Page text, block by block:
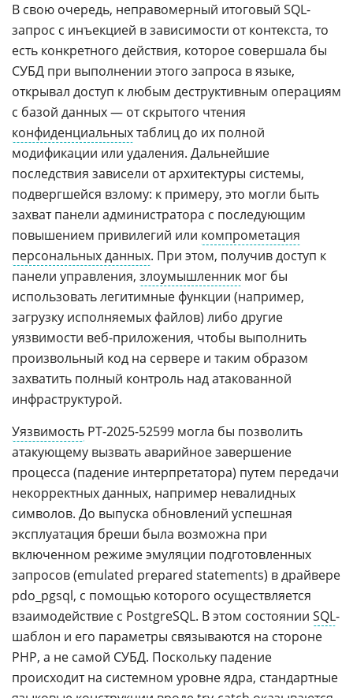
В свою очередь, неправомерный итоговый SQL-
запрос с инъекцией в зависимости от контекста, то
есть конкретного действия, которое совершала бы
СУБД при выполнении этого запроса в языке,
открывал доступ к любым деструктивным операциям
с базой данных — от скрытого чтения
конфиденциальныхтаблиц до их полной
модификации или удаления. Дальнейшие
последствия зависели от архитектуры системы,
подвергшейся взлому: к примеру, это могли быть
захват панели администратора с последующим
повышением привилегий или компрометация
персональных данных. При этом, получив доступ к
панели управления, злоумышленник мог бы
использовать легитимные функции (например,
загрузку исполняемых файлов) либо другие
уязвимости веб-приложения, чтобы выполнить
произвольный код на сервере и таким образом
захватить полный контроль над атакованной
инфраструктурой.
Уязвимость PT-2025-52599 могла бы позволить
атакующему вызвать аварийное завершение
процесса (падение интерпретатора) путем передачи
некорректных данных, например невалидных
символов. До выпуска обновлений успешная
эксплуатация бреши была возможна при
включенном режиме эмуляции подготовленных
запросов (emulated prepared statements) в драйвере
pdo_pgsql, с помощью которого осуществляется
взаимодействие с PostgreSQL. В этом состоянии SQL-
шаблон и его параметры связываются на стороне
PHP, а не самой СУБД. Поскольку падение
происходит на системном уровне ядра, стандартные